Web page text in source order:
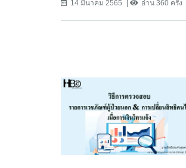
14 มีนาคม 2565 อ่าน 360 ครั้ง